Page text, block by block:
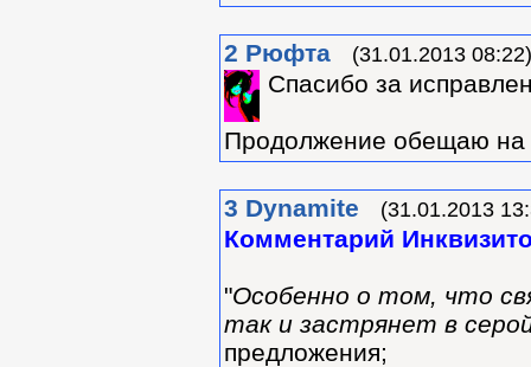
2 Рюфта (31.01.2013 08:22)
Спасибо за
Продолжение обещаю на
3 Dynamite (31.01.2013
Комментарий
"Особенно о том, что
так и застрянет в
предложения;